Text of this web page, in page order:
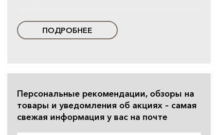
ПОДРОБНЕЕ
Персональные рекомендации, обзоры на
товары и уведомления об акциях – самая
свежая информация у вас на почте